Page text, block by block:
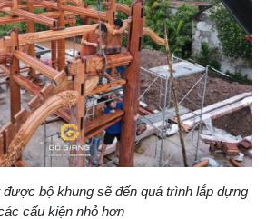
bộ khung sẽ đến quá trình lắp dựng
cấu kiện nhỏ hơn